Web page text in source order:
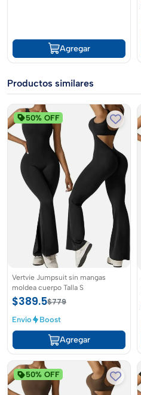
Agregar
Productos similares
50% OFF
Vertvie Jumpsuit sin mangas
moldea cuerpo Talla S
$389.5$779
Envío Boost
Agregar
50% OFF